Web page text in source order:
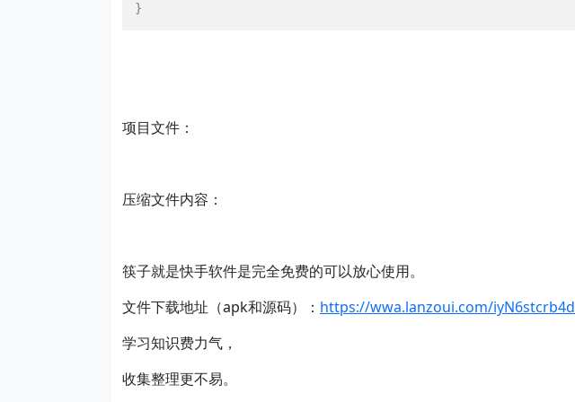
}
项目文件：
压缩文件内容：
筷子就是快手软件是完全免费的可以放心使用。
文件下载地址（apk和源码）： https://wwa.lanzoui.com/iyN6stcrb4d
学习知识费力气，
收集整理更不易。